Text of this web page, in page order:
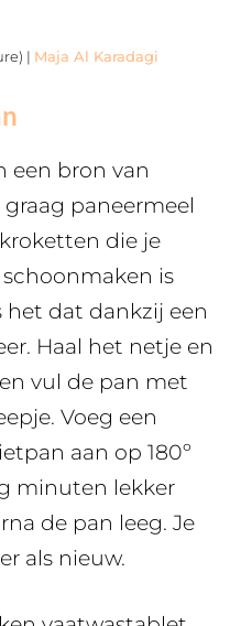
| Maja Al Karadagi
een bron van
paneermeel
die je
is
het dat dankzij een
Haal het netje en
vul de pan met
Voeg een
aan op 180º
minuten lekker
de pan leeg. Je
als nieuw.